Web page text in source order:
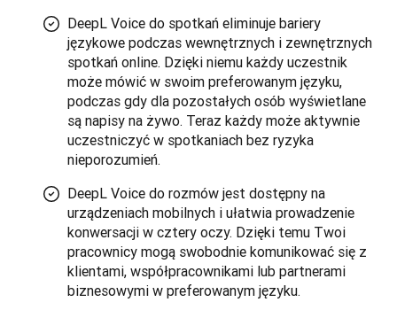
DeepL Voice do spotkań eliminuje bariery
językowe podczas wewnętrznych i zewnętrznych
spotkań online. Dzięki niemu każdy uczestnik
może mówić w swoim preferowanym języku,
podczas gdy dla pozostałych osób wyświetlane
są napisy na żywo. Teraz każdy może aktywnie
uczestniczyć w spotkaniach bez ryzyka
nieporozumień.
DeepL Voice do rozmów jest dostępny na
urządzeniach mobilnych i ułatwia prowadzenie
konwersacji w cztery oczy. Dzięki temu Twoi
pracownicy mogą swobodnie komunikować się z
klientami, współpracownikami lub partnerami
biznesowymi w preferowanym języku.